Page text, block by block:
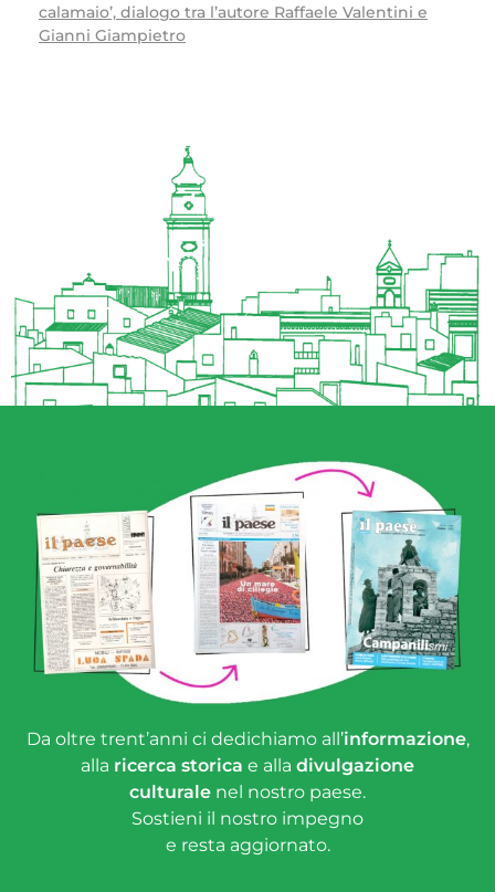
calamaio’, dialogo tra l’autore Raffaele Valentini e
Gianni Giampietro
Da oltre trent’anni ci dedichiamo all’informazione,
alla ricerca storica e alla divulgazione
culturale nel nostro paese.
Sostieni il nostro impegno
e resta aggiornato.